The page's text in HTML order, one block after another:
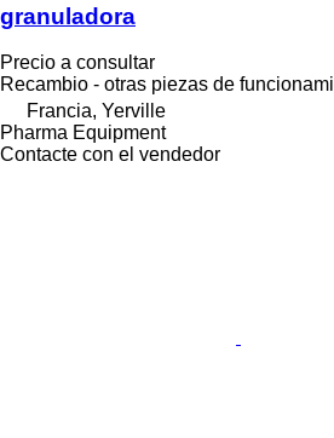
granuladora
Precio a consultar
Recambio - otras piezas de
Francia, Yerville
Pharma Equipment
Contacte con el vendedor